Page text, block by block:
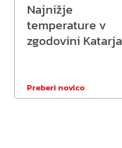
Najnižje
temperature v
zgodovini Katarja
Preberi novico